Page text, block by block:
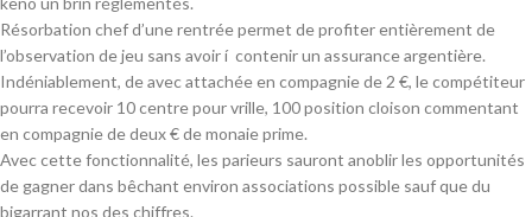
Résorbation chef d’une rentrée permet de profiter entièrement de
l’observation de jeu sans avoir í contenir un assurance argentière.
Indéniablement, de avec attachée en compagnie de 2 €, le compétiteur
pourra recevoir 10 centre pour vrille, 100 position cloison commentant
en compagnie de deux € de monaie prime.
Avec cette fonctionnalité, les parieurs sauront anoblir les opportunités
de gagner dans bêchant environ associations possible sauf que du
bigarrant nos des chiffres.